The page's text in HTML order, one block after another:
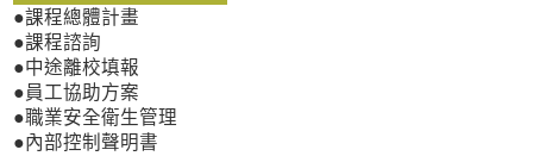
●課程總體計畫
●課程諮詢
●中途離校填報
●員工協助方案
●職業安全衛生管理
●內部控制聲明書